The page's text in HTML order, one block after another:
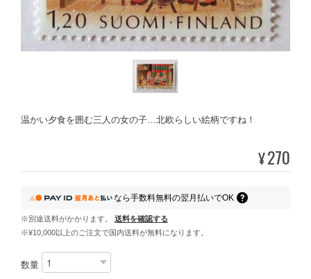
温かい夕食を囲む三人の女の子…北欧らしい絵柄ですね！
¥270
なら手数料無料の翌月払いでOK
※別途送料がかかります。
送料を確認する
※¥10,000以上のご注文で国内送料が無料になります。
数量